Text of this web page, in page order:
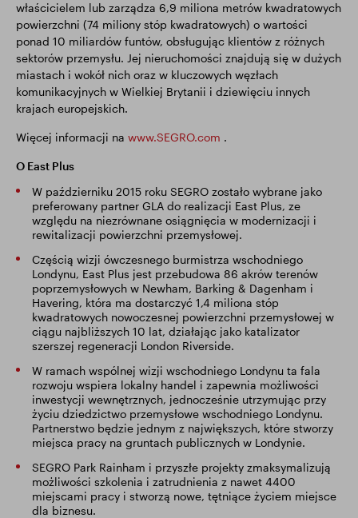
właścicielem lub zarządza 6,9 miliona metrów kwadratowych
powierzchni (74 miliony stóp kwadratowych) o wartości
ponad 10 miliardów funtów, obsługując klientów z różnych
sektorów przemysłu. Jej nieruchomości znajdują się w dużych
miastach i wokół nich oraz w kluczowych węzłach
komunikacyjnych w Wielkiej Brytanii i dziewięciu innych
krajach europejskich.
Więcej informacji na www.SEGRO.com .
O East Plus
W październiku 2015 roku SEGRO zostało wybrane jako
preferowany partner GLA do realizacji East Plus, ze
względu na niezrównane osiągnięcia w modernizacji i
rewitalizacji powierzchni przemysłowej.
Częścią wizji ówczesnego burmistrza wschodniego
Londynu, East Plus jest przebudowa 86 akrów terenów
poprzemysłowych w Newham, Barking & Dagenham i
Havering, która ma dostarczyć 1,4 miliona stóp
kwadratowych nowoczesnej powierzchni przemysłowej w
ciągu najbliższych 10 lat, działając jako katalizator
szerszej regeneracji London Riverside.
W ramach wspólnej wizji wschodniego Londynu ta fala
rozwoju wspiera lokalny handel i zapewnia możliwości
inwestycji wewnętrznych, jednocześnie utrzymując przy
życiu dziedzictwo przemysłowe wschodniego Londynu.
Partnerstwo będzie jednym z największych, które stworzy
miejsca pracy na gruntach publicznych w Londynie.
SEGRO Park Rainham i przyszłe projekty zmaksymalizują
możliwości szkolenia i zatrudnienia z nawet 4400
miejscami pracy i stworzą nowe, tętniące życiem miejsce
dla biznesu.